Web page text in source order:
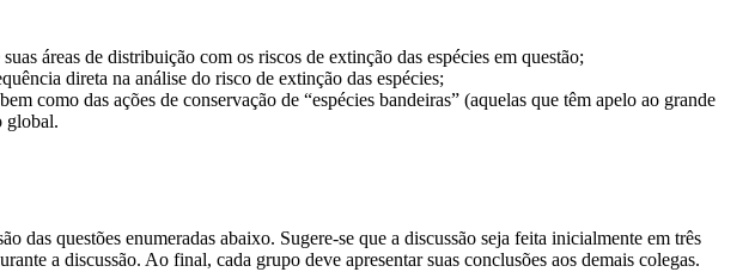
áreas de distribuição com os riscos de extinção das espécies em questão;
direta na análise do risco de extinção das espécies;
como das ações de conservação de “espécies bandeiras” (aquelas que têm apelo ao grande
global.
das questões enumeradas abaixo. Sugere‐se que a discussão seja feita inicialmente em três
a discussão. Ao final, cada grupo deve apresentar suas conclusões aos demais colegas.